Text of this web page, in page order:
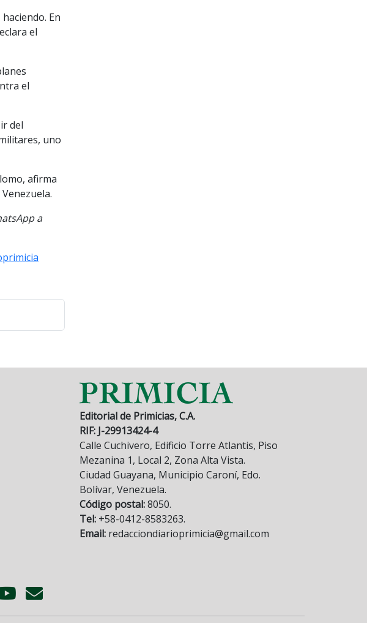
En
el
el
del
uno
afirma
a
Editorial de Primicias, C.A.
RIF: J-29913424-4
Calle Cuchivero, Edificio Torre Atlantis, Piso
Mezanina 1, Local 2, Zona Alta Vista.
Ciudad Guayana, Municipio Caroní, Edo.
Bolívar, Venezuela.
Código postal:8050.
Tel: +58-0412-8583263.
Email: redacciondiarioprimicia@gmail.com